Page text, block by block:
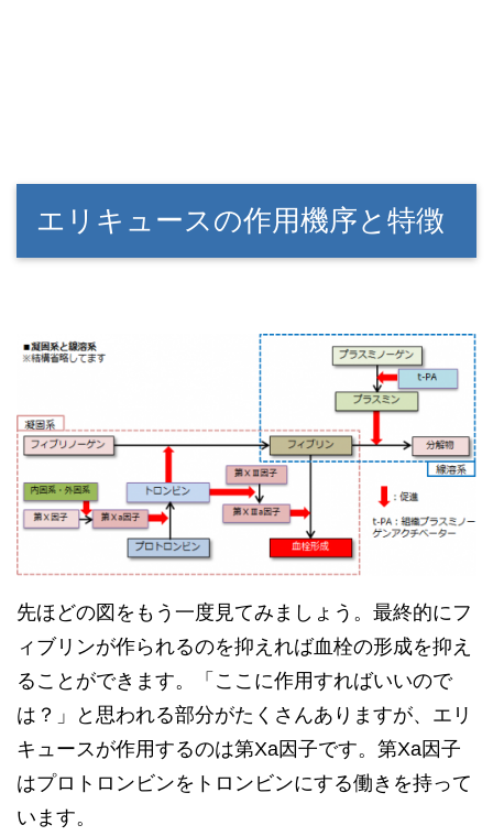
エリキュースの作用機序と特徴
先ほどの図をもう一度見てみましょう。最終的にフ
ィブリンが作られるのを抑えれば血栓の形成を抑え
ることができます。「ここに作用すればいいので
は？」と思われる部分がたくさんありますが、エリ
キュースが作用するのは第Xa因子です。第Xa因子
はプロトロンビンをトロンビンにする働きを持って
います。